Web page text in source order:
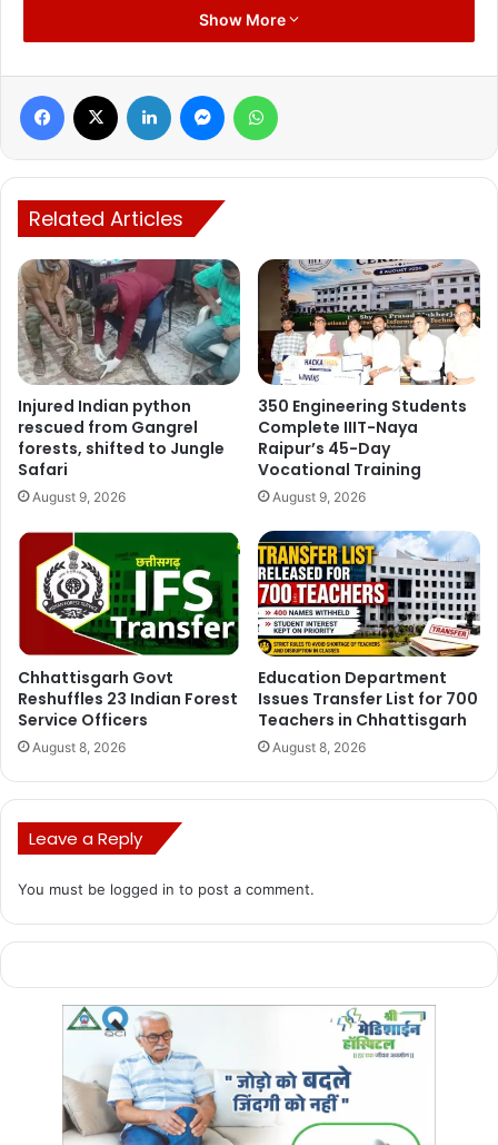
Show More
Facebook LinkedIn Messenger
Related Articles
Injured Indian python
rescued from Gangrel
forests, shifted to Jungle
Safari
August 9, 2026
350 Engineering Students
Complete IIIT-Naya
Raipur’s 45-Day
Vocational Training
August 9, 2026
Chhattisgarh Govt
Reshuffles 23 Indian Forest
Service Officers
August 8, 2026
Education Department
Issues Transfer List for 700
Teachers in Chhattisgarh
August 8, 2026
Leave a Reply
You must be logged in to post a comment.